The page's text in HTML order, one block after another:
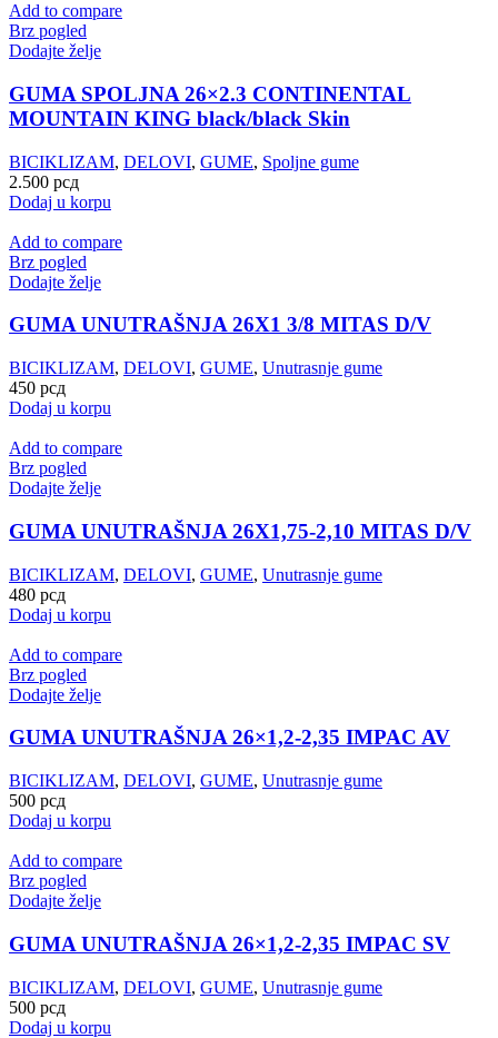
Add to compare
Brz pogled
Dodajte želje
GUMA SPOLJNA 26×2.3 CONTINENTAL
MOUNTAIN KING black/black Skin
BICIKLIZAM, DELOVI, GUME, Spoljne gume
2.500 рсд
Dodaj u korpu
Add to compare
Brz pogled
Dodajte želje
GUMA UNUTRAŠNJA 26X1 3/8 MITAS D/V
BICIKLIZAM, DELOVI, GUME, Unutrasnje gume
450 рсд
Dodaj u korpu
Add to compare
Brz pogled
Dodajte želje
GUMA UNUTRAŠNJA 26X1,75-2,10 MITAS D/V
BICIKLIZAM, DELOVI, GUME, Unutrasnje gume
480 рсд
Dodaj u korpu
Add to compare
Brz pogled
Dodajte želje
GUMA UNUTRAŠNJA 26×1,2-2,35 IMPAC AV
BICIKLIZAM, DELOVI, GUME, Unutrasnje gume
500 рсд
Dodaj u korpu
Add to compare
Brz pogled
Dodajte želje
GUMA UNUTRAŠNJA 26×1,2-2,35 IMPAC SV
BICIKLIZAM, DELOVI, GUME, Unutrasnje gume
500 рсд
Dodaj u korpu